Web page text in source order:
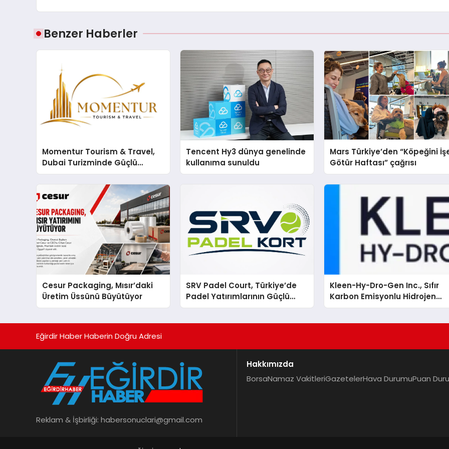
Benzer Haberler
Momentur Tourism & Travel,
Dubai Turizminde Güçlü
Operasyon Ağıyla Fark
Tencent Hy3 dünya genelinde
kullanıma sunuldu
Mars Türkiye’den “Köpeğini
Götür Haftası” çağrısı
Cesur Packaging, Mısır’daki
Üretim Üssünü Büyütüyor
SRV Padel Court, Türkiye’de
Padel Yatırımlarının Güçlü
Markası Olmayı Sürdürüyor
Kleen-Hy-Dro-Gen Inc., Sıfır
Karbon Emisyonlu Hidrojen
Isıtma Teknolojisinde ISO ve
Eğirdir Haber Haberin Doğru Adresi
Reklam & İşbirliği: habersonuclari@gmail.com
Hakkımızda
BorsaNamaz VakitleriGazetelerHava DurumuPuan